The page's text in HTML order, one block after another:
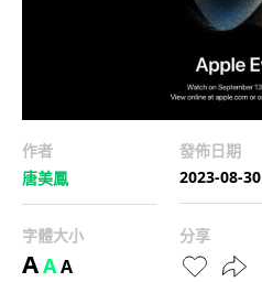
作者
唐美鳳
發佈日期
2023-08-30
字體大小
AAA
分享